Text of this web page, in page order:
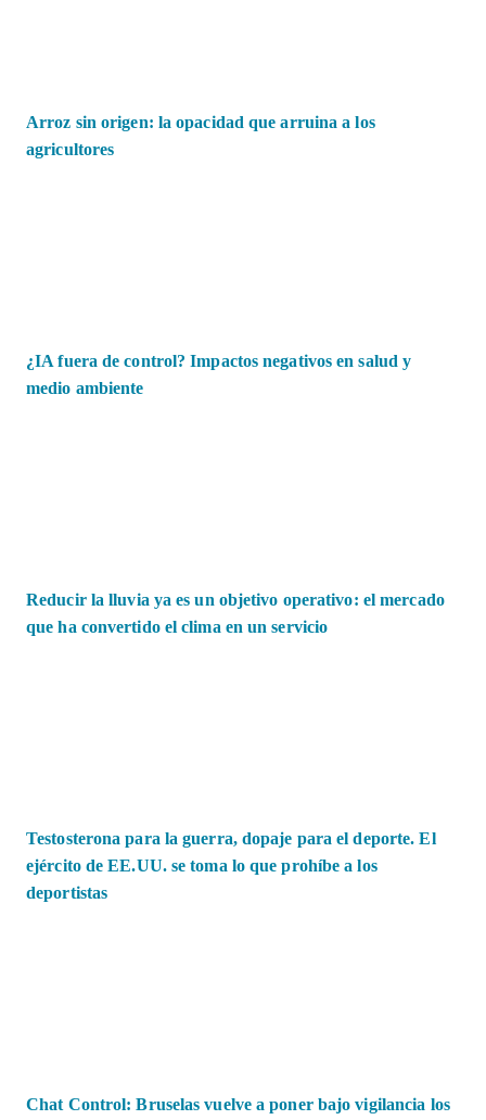
Arroz sin origen: la opacidad que arruina a los
agricultores
¿IA fuera de control? Impactos negativos en salud y
medio ambiente
Reducir la lluvia ya es un objetivo operativo: el mercado
que ha convertido el clima en un servicio
Testosterona para la guerra, dopaje para el deporte. El
ejército de EE.UU. se toma lo que prohíbe a los
deportistas
Chat Control: Bruselas vuelve a poner bajo vigilancia los